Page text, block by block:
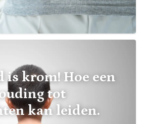
krom! Hoe een
tot
kan leiden.